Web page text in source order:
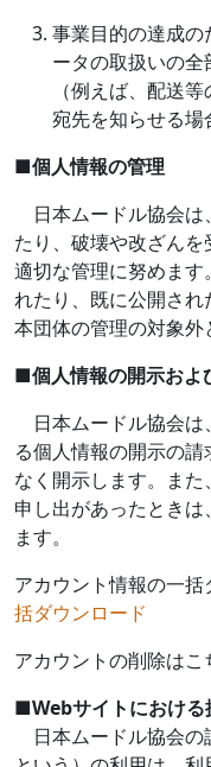
事業目的の達成
ータの取扱いの
（例えば、配送
宛先を知らせる場
■個人情報の管理
日本ムードル協会は
たり、破壊や改ざん
適切な管理に努めま
れたり、既に公開され
本団体の管理の対象外
■個人情報の開示およ
日本ムードル協会は
る個人情報の開示の
なく開示します。ま
申し出があったとき
ます。
アカウント情報の一
括ダウンロード
アカウントの削除はこ
■Webサイトにおける
日本ムードル協会の